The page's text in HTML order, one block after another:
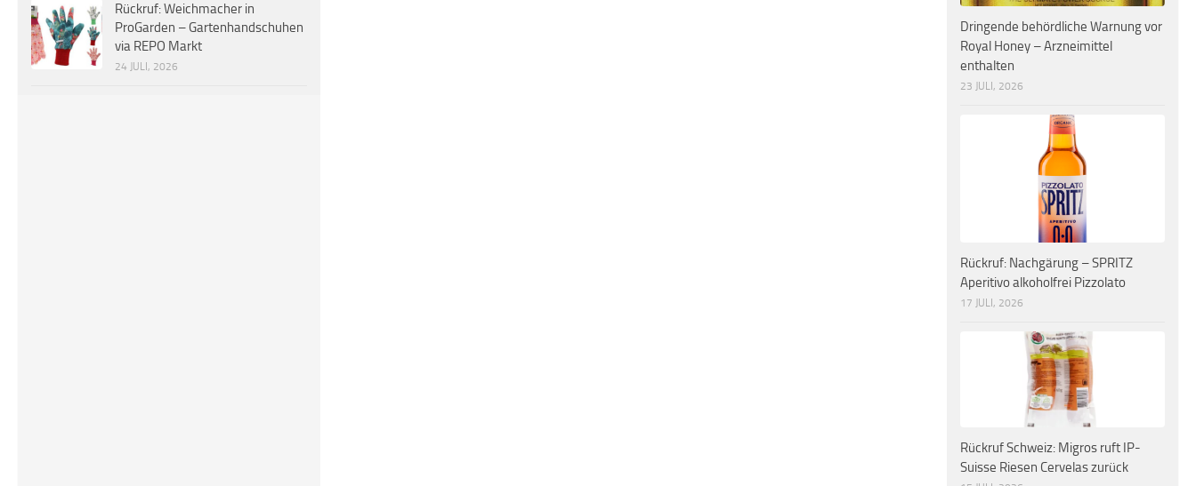
Rückruf: Weichmacher in
ProGarden – Gartenhandschuhen
via REPO Markt
24 JULI, 2026
Dringende behördliche Warnung vor
Royal Honey – Arzneimittel
enthalten
23 JULI, 2026
Rückruf: Nachgärung – SPRITZ
Aperitivo alkoholfrei Pizzolato
17 JULI, 2026
Rückruf Schweiz: Migros ruft IP-
Suisse Riesen Cervelas zurück